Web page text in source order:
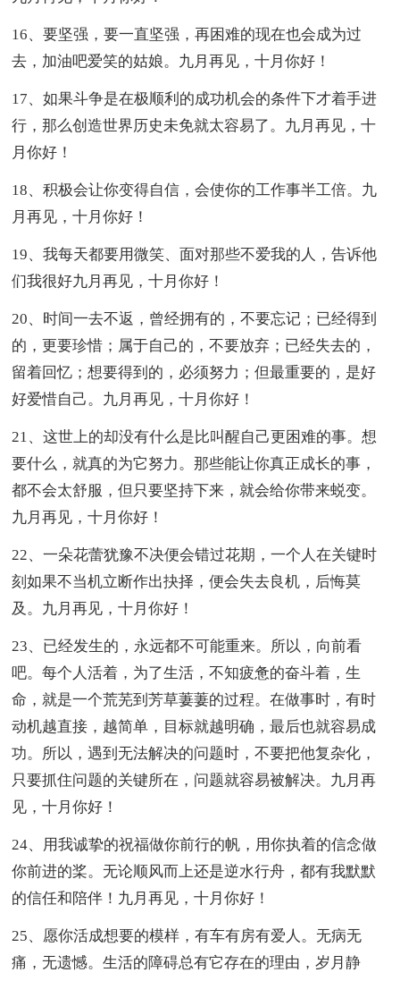
16、要坚强，要一直坚强，再困难的现在也会成为过
去，加油吧爱笑的姑娘。九月再见，十月你好！
17、如果斗争是在极顺利的成功机会的条件下才着手进
行，那么创造世界历史未免就太容易了。九月再见，十
月你好！
18、积极会让你变得自信，会使你的工作事半工倍。九
月再见，十月你好！
19、我每天都要用微笑、面对那些不爱我的人，告诉他
们我很好九月再见，十月你好！
20、时间一去不返，曾经拥有的，不要忘记；已经得到
的，更要珍惜；属于自己的，不要放弃；已经失去的，
留着回忆；想要得到的，必须努力；但最重要的，是好
好爱惜自己。九月再见，十月你好！
21、这世上的却没有什么是比叫醒自己更困难的事。想
要什么，就真的为它努力。那些能让你真正成长的事，
都不会太舒服，但只要坚持下来，就会给你带来蜕变。
九月再见，十月你好！
22、一朵花蕾犹豫不决便会错过花期，一个人在关键时
刻如果不当机立断作出抉择，便会失去良机，后悔莫
及。九月再见，十月你好！
23、已经发生的，永远都不可能重来。所以，向前看
吧。每个人活着，为了生活，不知疲惫的奋斗着，生
命，就是一个荒芜到芳草萋萋的过程。在做事时，有时
动机越直接，越简单，目标就越明确，最后也就容易成
功。所以，遇到无法解决的问题时，不要把他复杂化，
只要抓住问题的关键所在，问题就容易被解决。九月再
见，十月你好！
24、用我诚挚的祝福做你前行的帆，用你执着的信念做
你前进的桨。无论顺风而上还是逆水行舟，都有我默默
的信任和陪伴！九月再见，十月你好！
25、愿你活成想要的模样，有车有房有爱人。无病无
痛，无遗憾。生活的障碍总有它存在的理由，岁月静